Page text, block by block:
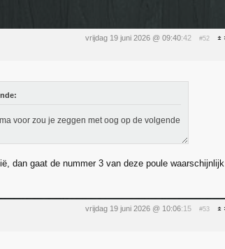
vrijdag 19 juni 2026 @ 09:40:42 #52
voor zou je zeggen met oog op de volgende
dan gaat de nummer 3 van deze poule waarschijnlijk
vrijdag 19 juni 2026 @ 10:06:15 #53